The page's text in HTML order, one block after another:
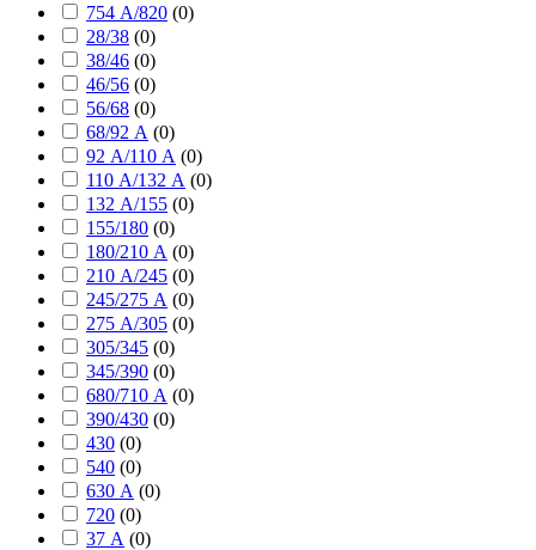
754 А/820 (0)
28/38 (0)
38/46 (0)
46/56 (0)
56/68 (0)
68/92 А (0)
92 А/110 А (0)
110 А/132 А (0)
132 А/155 (0)
155/180 (0)
180/210 А (0)
210 А/245 (0)
245/275 А (0)
275 А/305 (0)
305/345 (0)
345/390 (0)
680/710 А (0)
390/430 (0)
430 (0)
540 (0)
630 А (0)
720 (0)
37 А (0)